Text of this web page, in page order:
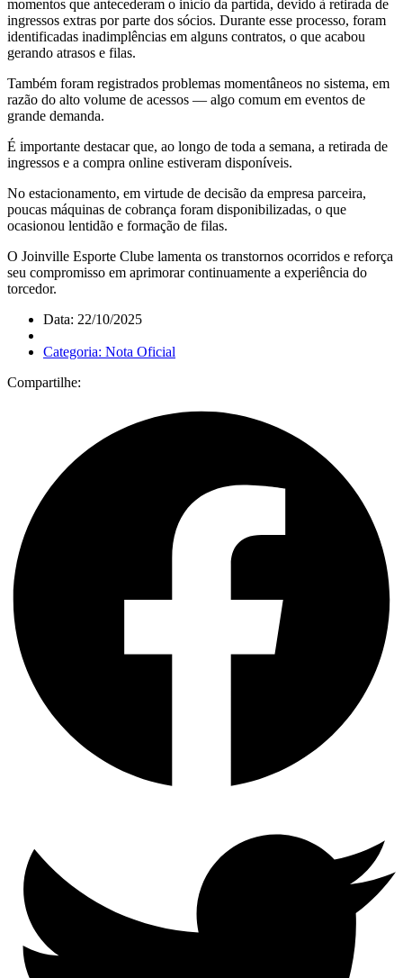
momentos que antecederam o início da partida, devido à retirada de
ingressos extras por parte dos sócios. Durante esse processo, foram
identificadas inadimplências em alguns contratos, o que acabou
gerando atrasos e filas.
Também foram registrados problemas momentâneos no sistema, em
razão do alto volume de acessos — algo comum em eventos de
grande demanda.
É importante destacar que, ao longo de toda a semana, a retirada de
ingressos e a compra online estiveram disponíveis.
No estacionamento, em virtude de decisão da empresa parceira,
poucas máquinas de cobrança foram disponibilizadas, o que
ocasionou lentidão e formação de filas.
O Joinville Esporte Clube lamenta os transtornos ocorridos e reforça
seu compromisso em aprimorar continuamente a experiência do
torcedor.
Data: 22/10/2025
Categoria: Nota Oficial
Compartilhe: